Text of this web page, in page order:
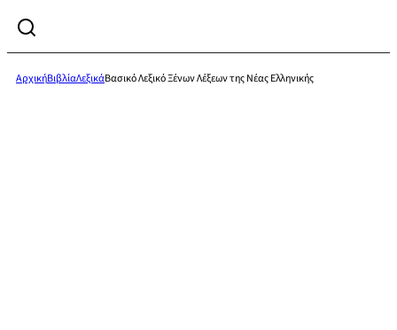
ΑρχικήΒιβλίαΛεξικάΒασικό Λεξικό Ξένων Λέξεων της Νέας Ελληνικής